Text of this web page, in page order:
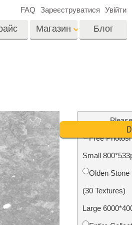
фотографій нерухомості
Реставрація фото
Магазин
Професійні відео
оверлейси
Блог
FAQ Зареєструватися Увійти
Free
Small
Olden Stone
(30 Textures)
Large